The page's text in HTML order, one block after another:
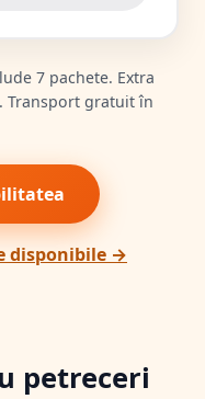
7 pachete. Extra
Transport gratuit în
disponibile →
petreceri